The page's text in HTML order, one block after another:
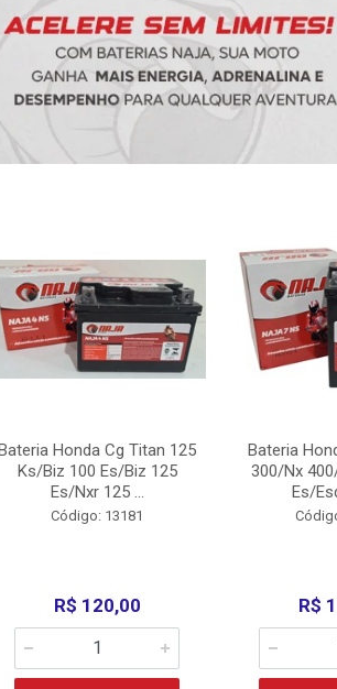
Honda Cg Titan 125
Ks/Biz 100 Es/Biz 125
Es/Nxr 125 ...
Código: 13181
R$ 120,00
Bateria
300/Nx
Es/
R$